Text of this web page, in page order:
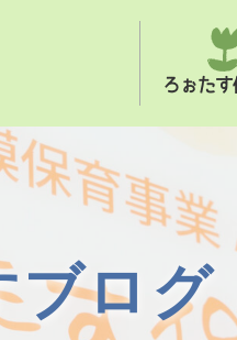
ろぉたす
ブログ